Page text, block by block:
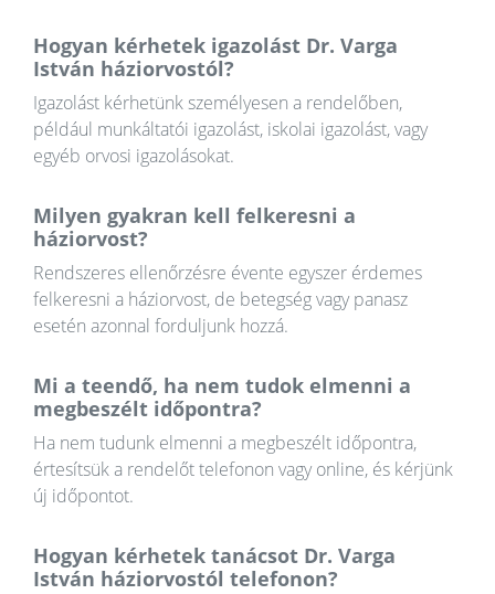
Hogyan kérhetek igazolást Dr. Varga
István háziorvostól?
Igazolást kérhetünk személyesen a rendelőben,
például munkáltatói igazolást, iskolai igazolást, vagy
egyéb orvosi igazolásokat.
Milyen gyakran kell felkeresni a
háziorvost?
Rendszeres ellenőrzésre évente egyszer érdemes
felkeresni a háziorvost, de betegség vagy panasz
esetén azonnal forduljunk hozzá.
Mi a teendő, ha nem tudok elmenni a
megbeszélt időpontra?
Ha nem tudunk elmenni a megbeszélt időpontra,
értesítsük a rendelőt telefonon vagy online, és kérjünk
új időpontot.
Hogyan kérhetek tanácsot Dr. Varga
István háziorvostól telefonon?